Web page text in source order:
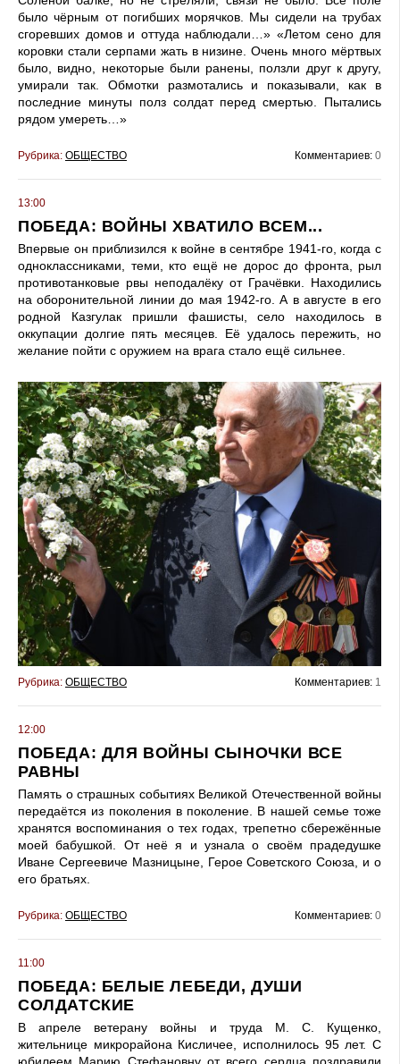
было чёрным от погибших морячков. Мы сидели на трубах
сгоревших домов и оттуда наблюдали…» «Летом сено для
коровки стали серпами жать в низине. Очень много мёртвых
было, видно, некоторые были ранены, ползли друг к другу,
умирали так. Обмотки размотались и показывали, как в
последние минуты полз солдат перед смертью. Пытались
рядом умереть…»
Рубрика: ОБЩЕСТВО Комментариев: 0
13:00
ПОБЕДА: ВОЙНЫ ХВАТИЛО ВСЕМ...
Впервые он приблизился к войне в сентябре 1941-го, когда с
одноклассниками, теми, кто ещё не дорос до фронта, рыл
противотанковые рвы неподалёку от Грачёвки. Находились
на оборонительной линии до мая 1942-го. А в августе в его
родной Казгулак пришли фашисты, село находилось в
оккупации долгие пять месяцев. Её удалось пережить, но
желание пойти с оружием на врага стало ещё сильнее.
Рубрика: ОБЩЕСТВО Комментариев: 1
12:00
ПОБЕДА: ДЛЯ ВОЙНЫ СЫНОЧКИ ВСЕ
РАВНЫ
Память о страшных событиях Великой Отечественной войны
передаётся из поколения в поколение. В нашей семье тоже
хранятся воспоминания о тех годах, трепетно сбережённые
моей бабушкой. От неё я и узнала о своём прадедушке
Иване Сергеевиче Мазницыне, Герое Советского Союза, и о
его братьях.
Рубрика: ОБЩЕСТВО Комментариев: 0
11:00
ПОБЕДА: БЕЛЫЕ ЛЕБЕДИ, ДУШИ
СОЛДАТСКИЕ
В апреле ветерану войны и труда М. С. Кущенко,
жительнице микрорайона Кисличее, исполнилось 95 лет. С